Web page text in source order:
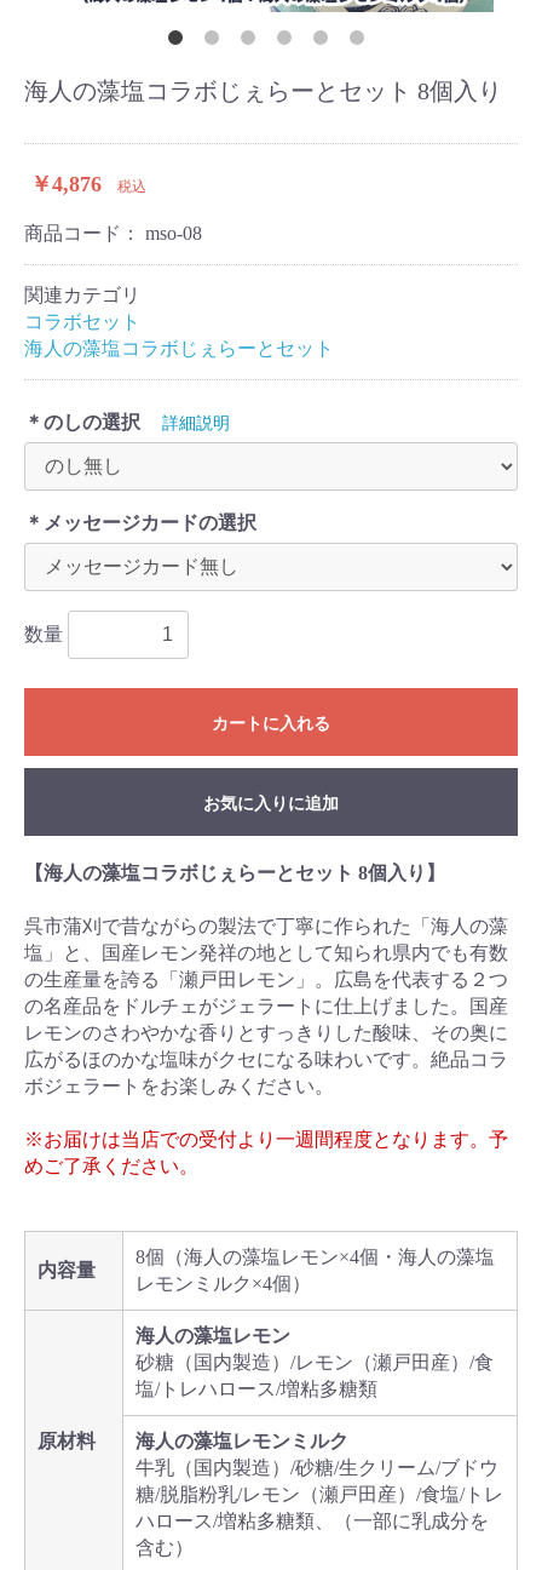
海人の藻塩コラボじぇらーとセット 8個入り
￥4,876 税込
商品コード： mso-08
関連カテゴリ
コラボセット
海人の藻塩コラボじぇらーとセット
＊のしの選択 詳細説明
＊メッセージカードの選択
数量
カートに入れる
お気に入りに追加
【海人の藻塩コラボじぇらーとセット 8個入り】
呉市蒲刈で昔ながらの製法で丁寧に作られた「海人の藻
塩」と、国産レモン発祥の地として知られ県内でも有数
の生産量を誇る「瀬戸田レモン」。広島を代表する２つ
の名産品をドルチェがジェラートに仕上げました。国産
レモンのさわやかな香りとすっきりした酸味、その奥に
広がるほのかな塩味がクセになる味わいです。絶品コラ
ボジェラートをお楽しみください。
※お届けは当店での受付より一週間程度となります。予
めご了承ください。
内容量
8個（海人の藻塩レモン×4個・海人の藻塩
レモンミルク×4個）
原材料
海人の藻塩レモン
砂糖（国内製造）/レモン（瀬戸田産）/食
塩/トレハロース/増粘多糖類
海人の藻塩レモンミルク
牛乳（国内製造）/砂糖/生クリーム/ブドウ
糖/脱脂粉乳/レモン（瀬戸田産）/食塩/トレ
ハロース/増粘多糖類、（一部に乳成分を
含む）